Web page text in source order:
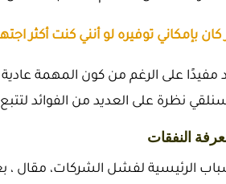
بإمكاني توفيره لو أنني كنت أكثر
مفيدًا على الرغم من كون المهمة
نظرة على العديد من الفوائد
الرئيسية لفشل الشركات، مقال